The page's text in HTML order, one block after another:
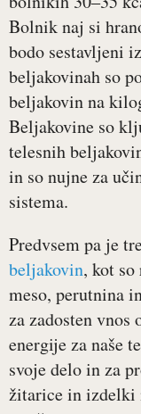
Bolnik naj si
bodo sestavljeni
beljakovinah so
beljakovin na
Beljakovine so
telesnih
in so nujne za
sistema.
Predvsem pa je
beljakovin, kot
meso, perutnina
za zadosten
energije za naše
svoje delo in za
žitarice in izdelki